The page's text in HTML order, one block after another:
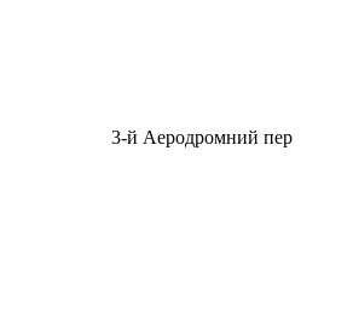
3-й Аеродромний пер